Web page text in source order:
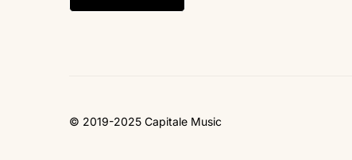
© 2019-2025 Capitale Music